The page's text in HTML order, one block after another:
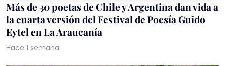
Más de 30 poetas de Chile y Argentina dan vida a
la cuarta versión del Festival de Poesía Guido
Eytel en La Araucanía
Hace 1 semana